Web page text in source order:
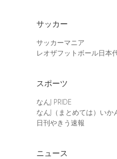
サッカー
サッカーマニア
レオザフットボール日本
スポーツ
なんJ PRIDE
なんJ（まとめては）いか
日刊やきう速報
ニュース